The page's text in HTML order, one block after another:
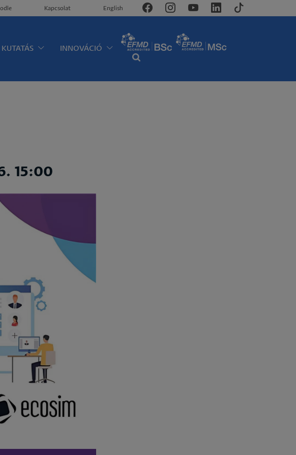
Kapcsolat English
KUTATÁS INNOVÁCIÓ
15:00